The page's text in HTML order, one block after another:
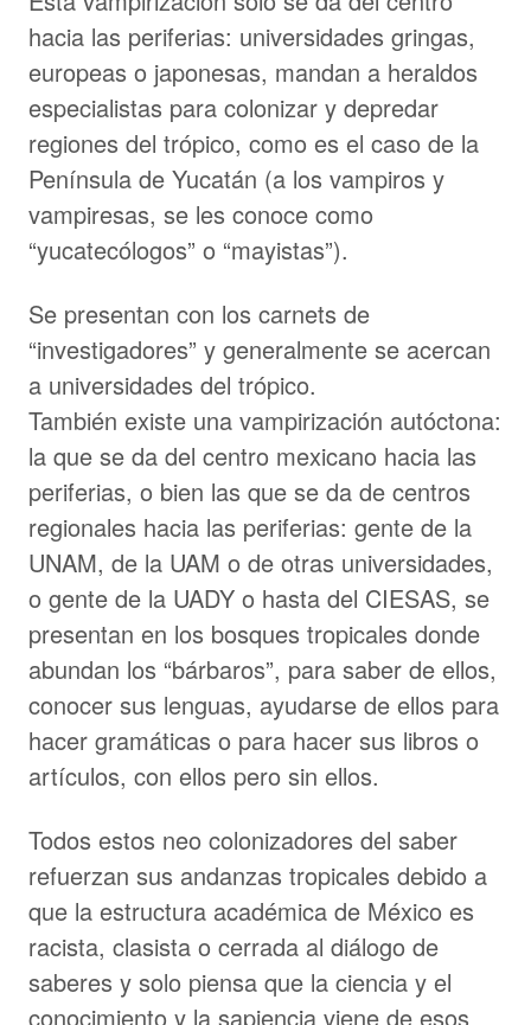
hacia las periferias: universidades gringas,
europeas o japonesas, mandan a heraldos
especialistas para colonizar y depredar
regiones del trópico, como es el caso de la
Península de Yucatán (a los vampiros y
vampiresas, se les conoce como
“yucatecólogos” o “mayistas”).
Se presentan con los carnets de
“investigadores” y generalmente se acercan
a universidades del trópico.
También existe una vampirización autóctona:
la que se da del centro mexicano hacia las
periferias, o bien las que se da de centros
regionales hacia las periferias: gente de la
UNAM, de la UAM o de otras universidades,
o gente de la UADY o hasta del CIESAS, se
presentan en los bosques tropicales donde
abundan los “bárbaros”, para saber de ellos,
conocer sus lenguas, ayudarse de ellos para
hacer gramáticas o para hacer sus libros o
artículos, con ellos pero sin ellos.
Todos estos neo colonizadores del saber
refuerzan sus andanzas tropicales debido a
que la estructura académica de México es
racista, clasista o cerrada al diálogo de
saberes y solo piensa que la ciencia y el
conocimiento y la sapiencia viene de esos